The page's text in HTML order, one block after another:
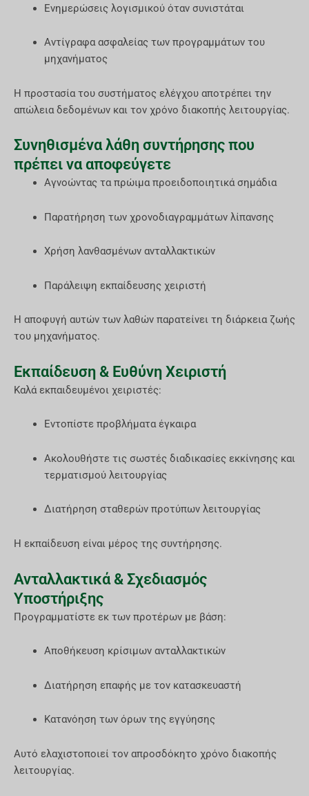
Ενημερώσεις λογισμικού όταν συνιστάται
Αντίγραφα ασφαλείας των προγραμμάτων του
μηχανήματος
Η προστασία του συστήματος ελέγχου αποτρέπει την
απώλεια δεδομένων και τον χρόνο διακοπής λειτουργίας.
Συνηθισμένα λάθη συντήρησης που
πρέπει να αποφεύγετε
Αγνοώντας τα πρώιμα προειδοποιητικά σημάδια
Παρατήρηση των χρονοδιαγραμμάτων λίπανσης
Χρήση λανθασμένων ανταλλακτικών
Παράλειψη εκπαίδευσης χειριστή
Η αποφυγή αυτών των λαθών παρατείνει τη διάρκεια ζωής
του μηχανήματος.
Εκπαίδευση & Ευθύνη Χειριστή
Καλά εκπαιδευμένοι χειριστές:
Εντοπίστε προβλήματα έγκαιρα
Ακολουθήστε τις σωστές διαδικασίες εκκίνησης και
τερματισμού λειτουργίας
Διατήρηση σταθερών προτύπων λειτουργίας
Η εκπαίδευση είναι μέρος της συντήρησης.
Ανταλλακτικά & Σχεδιασμός
Υποστήριξης
Προγραμματίστε εκ των προτέρων με βάση:
Αποθήκευση κρίσιμων ανταλλακτικών
Διατήρηση επαφής με τον κατασκευαστή
Κατανόηση των όρων της εγγύησης
Αυτό ελαχιστοποιεί τον απροσδόκητο χρόνο διακοπής
λειτουργίας.